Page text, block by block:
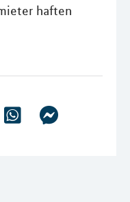
haften